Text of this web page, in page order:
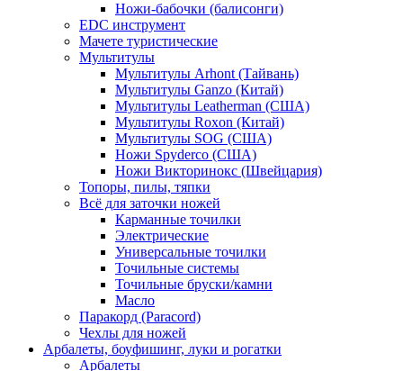
Ножи-бабочки (балисонги)
EDC инструмент
Мачете туристические
Мультитулы
Мультитулы Arhont (Тайвань)
Мультитулы Ganzo (Китай)
Мультитулы Leatherman (США)
Мультитулы Roxon (Китай)
Мультитулы SOG (США)
Ножи Spyderco (США)
Ножи Викторинокс (Швейцария)
Топоры, пилы, тяпки
Всё для заточки ножей
Карманные точилки
Электрические
Универсальные точилки
Точильные системы
Точильные бруски/камни
Масло
Паракорд (Paracord)
Чехлы для ножей
Арбалеты, боуфишинг, луки и рогатки
Арбалеты